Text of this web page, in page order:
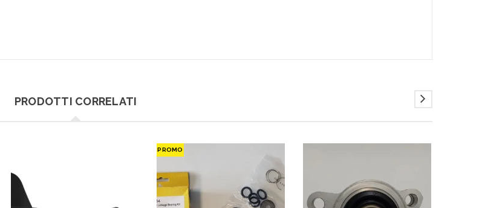
PRODOTTI CORRELATI
PROMO